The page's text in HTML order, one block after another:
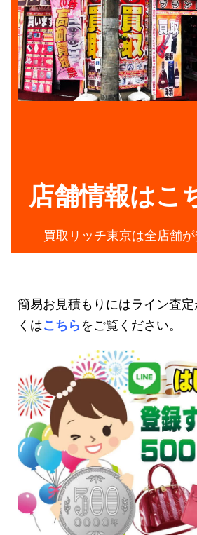
店舗情報はこ
買取リッチ東京は全店舗
簡易お見積もりにはライン査
くはこちらをご覧ください。